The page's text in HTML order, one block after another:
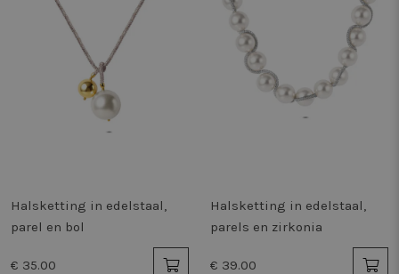
Halsketting in edelstaal,
parel en bol
€ 35.00
Halsketting in edelstaal,
parels en zirkonia
€ 39.00